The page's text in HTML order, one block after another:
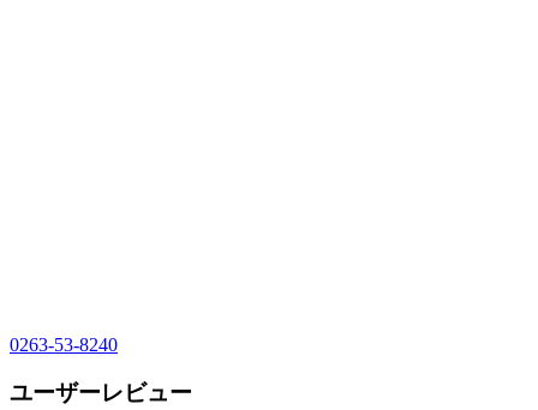
0263-53-8240
ユーザーレビュー